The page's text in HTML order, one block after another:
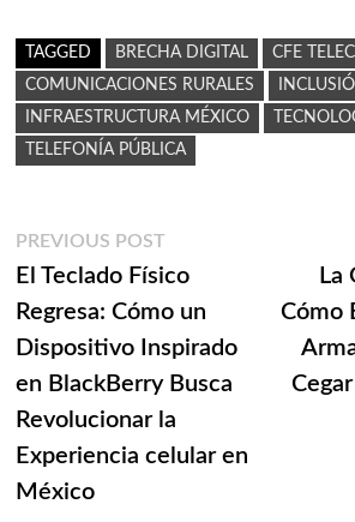
TAGGED BRECHA DIGITAL
CFE
COMUNICACIONES RURALES
INFRAESTRUCTURA MÉXICO
TELEFONÍA PÚBLICA
Navegación
de
entradas
PREVIOUS POSTPrevious
post:
El Teclado Físico
Regresa: Cómo un
Dispositivo Inspirado
en BlackBerry Busca
Revolucionar la
Experiencia celular en
México
La
Cómo